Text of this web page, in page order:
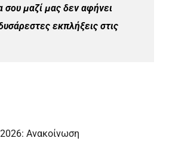
σου μαζί μας δεν αφήνει
εκπλήξεις στις
Ανακοίνωση